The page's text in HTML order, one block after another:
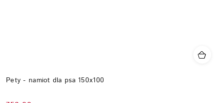
Pety - namiot dla psa 150x100